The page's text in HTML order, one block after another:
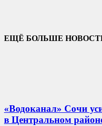
ЕЩЁ БОЛЬШЕ
«Водоканал» Сочи
в Центральном